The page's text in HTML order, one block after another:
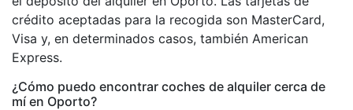
crédito aceptadas para la recogida son MasterCard,
Visa y, en determinados casos, también American
Express.
¿Cómo puedo encontrar coches de alquiler cerca de
mí en Oporto?